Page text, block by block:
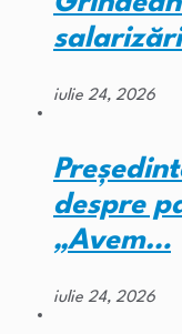
iulie 24, 2026
despre
„Avem…
iulie 24, 2026